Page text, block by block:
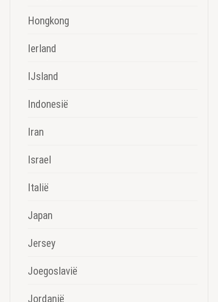
Hongkong
Ierland
IJsland
Indonesië
Iran
Israel
Italië
Japan
Jersey
Joegoslavië
Jordanië